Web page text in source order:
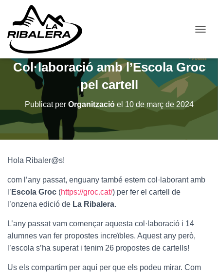
V
I
E
Ó
Col·laboració amb l’Escola Groc
pel cartell
Publicat per Organitzacióel 10 de març de 2024
Hola Ribaler@s!
com l’any passat, enguany també estem col·laborant amb
l’ Escola Groc (https://groc.cat/) per fer el cartell de
l’onzena edició de La Ribalera.
L’any passat vam començar aquesta col·laboració i 14
alumnes van fer propostes increïbles. Aquest any però,
l’escola s’ha superat i tenim 26 propostes de cartells!
Us els compartim per aquí per que els podeu mirar. Com